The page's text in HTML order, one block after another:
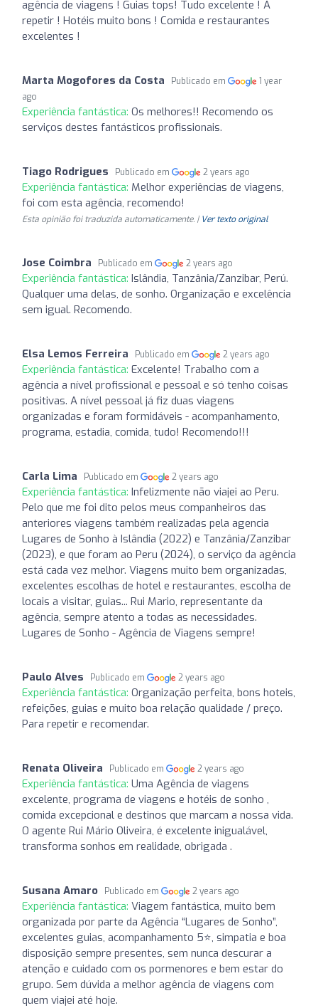
agência de viagens ! Guias tops! Tudo excelente ! A
repetir ! Hotéis muito bons ! Comida e restaurantes
excelentes !
Marta Mogofores da Costa Publicado em
1 year
ago
Experiência fantástica: Os melhores!! Recomendo os
serviços destes fantásticos profissionais.
Tiago Rodrigues Publicado em 2 years ago
Experiência fantástica: Melhor experiências de viagens,
foi com esta agência, recomendo!
Esta opinião foi traduzida automaticamente. | Ver texto original
Jose Coimbra Publicado em 2 years ago
Experiência fantástica: Islândia, Tanzânia/Zanzibar, Perú.
Qualquer uma delas, de sonho. Organização e excelência
sem igual. Recomendo.
Elsa Lemos Ferreira Publicado em 2 years ago
Experiência fantástica: Excelente! Trabalho com a
agência a nível profissional e pessoal e só tenho coisas
positivas. A nível pessoal já fiz duas viagens
organizadas e foram formidáveis - acompanhamento,
programa, estadia, comida, tudo! Recomendo!!!
Carla Lima Publicado em 2 years ago
Experiência fantástica: Infelizmente não viajei ao Peru.
Pelo que me foi dito pelos meus companheiros das
anteriores viagens também realizadas pela agencia
Lugares de Sonho à Islândia (2022) e Tanzânia/Zanzibar
(2023), e que foram ao Peru (2024), o serviço da agência
está cada vez melhor. Viagens muito bem organizadas,
excelentes escolhas de hotel e restaurantes, escolha de
locais a visitar, guias... Rui Mario, representante da
agência, sempre atento a todas as necessidades.
Lugares de Sonho - Agência de Viagens sempre!
Paulo Alves Publicado em 2 years ago
Experiência fantástica: Organização perfeita, bons hoteis,
refeições, guias e muito boa relação qualidade / preço.
Para repetir e recomendar.
Renata Oliveira Publicado em 2 years ago
Experiência fantástica: Uma Agência de viagens
excelente, programa de viagens e hotéis de sonho ,
comida excepcional e destinos que marcam a nossa vida.
O agente Rui Mário Oliveira, é excelente inigualável,
transforma sonhos em realidade, obrigada .
Susana Amaro Publicado em 2 years ago
Experiência fantástica: Viagem fantástica, muito bem
organizada por parte da Agência “Lugares de Sonho”,
excelentes guias, acompanhamento 5⭐️, simpatia e boa
disposição sempre presentes, sem nunca descurar a
atenção e cuidado com os pormenores e bem estar do
grupo. Sem dúvida a melhor agência de viagens com
quem viajei até hoje.